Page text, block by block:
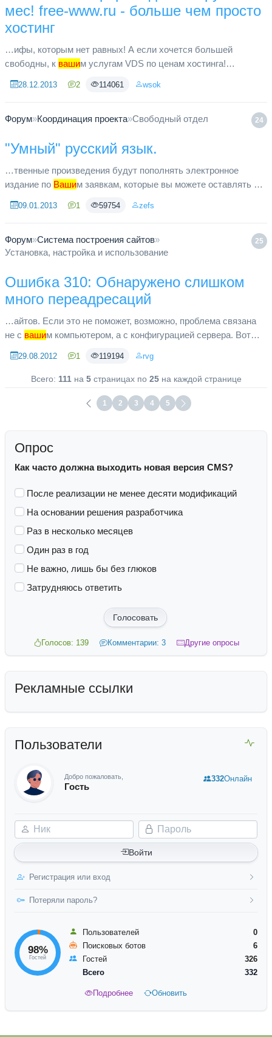
мес! free-www.ru - больше чем просто
хостинг
…ифы, которым нет равных! А если хочется большей
свободны, к вашим услугам VDS по ценам хостинга!
конфигурация сервера: 20000 МБ места ...
28.12.2013 2 114061 wsok
24
Форум»Координация проекта»Свободный отдел
"Умный" русский язык.
…твенные произведения будут пополнять электронное
издание по Вашим заявкам, которые вы можете оставлять в
библиотека окажется...
09.01.2013 1 59754 zefs
25
Форум»Система построения сайтов»
Установка, настройка и использование
Ошибка 310: Обнаружено слишком
много переадресаций
…айтов. Если это не поможет, возможно, проблема связана
не с вашим компьютером, а с конфигурацией сервера. Вот
позже. Подроб...
29.08.2012 1 119194 rvg
Всего: 111на 5страницах по 25на каждой странице
1 2 3 4 5
Опрос
Как часто должна выходить новая версия CMS?
После реализации не менее десяти модификаций
На основании решения разработчика
Раз в несколько месяцев
Один раз в год
Не важно, лишь бы без глюков
Затрудняюсь ответить
Голосовать
Голосов: 139 Комментарии: 3 Другие опросы
Рекламные ссылки
Пользователи
Добро пожаловать,
Гость
Ник Пароль
Войти
Регистрация или вход
Потеряли пароль?
332Онлайн
98%
Гостей
Пользователей
0
Поисковых ботов
6
Гостей
326
Всего
332
Подробнее Обновить